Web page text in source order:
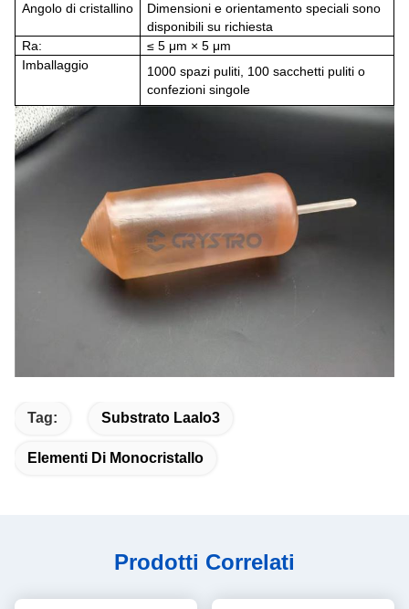
Angolo di cristallino
Dimensioni e orientamento speciali sono
disponibili su richiesta
Ra:
≤ 5 μm × 5 μm
Imballaggio
1000 spazi puliti, 100 sacchetti puliti o
confezioni singole
Tag: Substrato Laalo3
Elementi Di Monocristallo
Prodotti Correlati